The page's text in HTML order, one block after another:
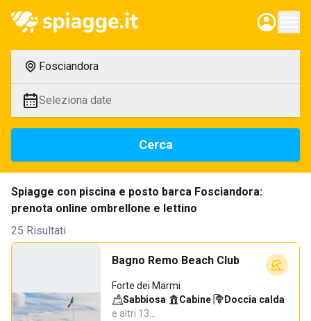
Fosciandora
Seleziona date
Cerca
Spiagge con piscina e posto barca Fosciandora:
prenota online ombrellone e lettino
25 Risultati
Bagno Remo Beach Club
Forte dei Marmi
Sabbiosa· Cabine· Doccia calda·
e altri 13…